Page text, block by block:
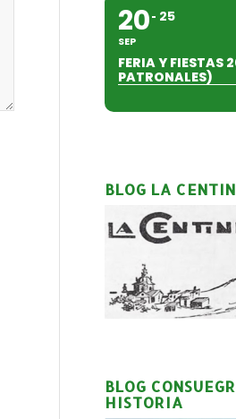
20
SEP
25
FERIA Y FIESTAS
PATRONALES)
BLOG LA
BLOG
HISTORIA